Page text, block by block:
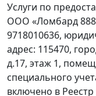
Услуги по
ООО «Ломбард
9718010636,
адрес: 115470,
д.17, этаж 1,
специального
включено в